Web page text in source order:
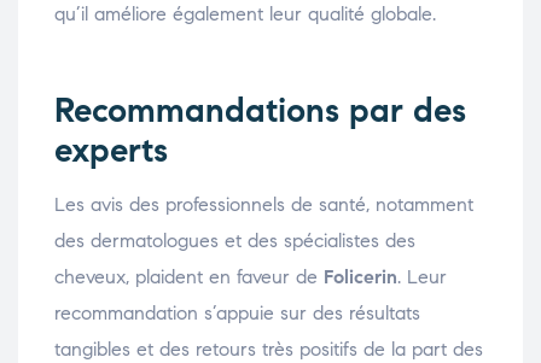
qu’il améliore également leur qualité globale.
Recommandations par des
experts
Les avis des professionnels de santé, notamment
des dermatologues et des spécialistes des
cheveux, plaident en faveur de Folicerin. Leur
recommandation s’appuie sur des résultats
tangibles et des retours très positifs de la part des